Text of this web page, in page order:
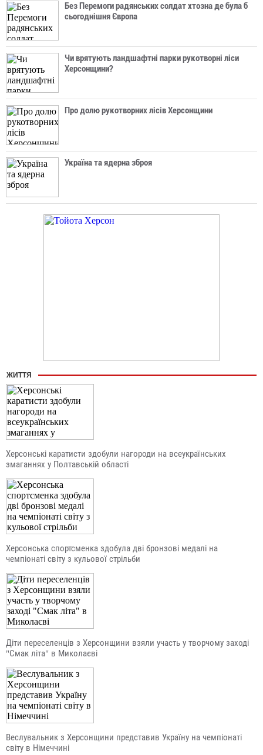
Без Перемоги радянських солдат хтозна де була б
сьогоднішня Європа
Чи врятують ландшафтні парки рукотворні ліси
Херсонщини?
Про долю рукотворних лісів Херсонщини
Україна та ядерна зброя
ЖИТТЯ
Херсонські каратисти здобули нагороди на всеукраїнських
змаганнях у Полтавській області
Херсонська спортсменка здобула дві бронзові медалі на
чемпіонаті світу з кульової стрільби
Діти переселенців з Херсонщини взяли участь у творчому заході
"Смак літа" в Миколаєві
Веслувальник з Херсонщини представив Україну на чемпіонаті
світу в Німеччині